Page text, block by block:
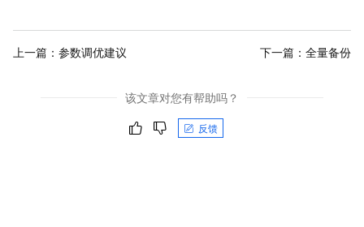
上一篇： 参数调优建议 下一篇： 全量备份
该文章对您有帮助吗？
反馈